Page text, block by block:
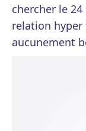
chercher le
relation
aucunement